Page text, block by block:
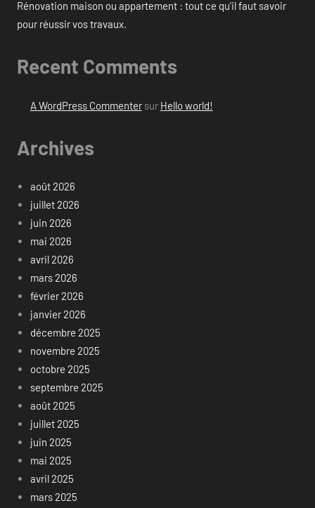
Rénovation maison ou appartement : tout ce qu’il faut savoir
pour réussir vos travaux.
Recent Comments
A WordPress Commentersur Hello world!
Archives
août 2026
juillet 2026
juin 2026
mai 2026
avril 2026
mars 2026
février 2026
janvier 2026
décembre 2025
novembre 2025
octobre 2025
septembre 2025
août 2025
juillet 2025
juin 2025
mai 2025
avril 2025
mars 2025